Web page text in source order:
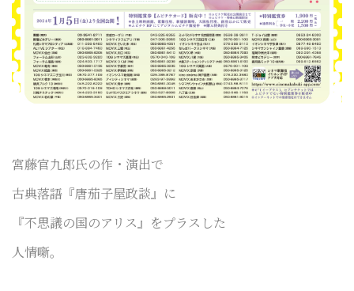
宮藤官九郎氏の作・演出で
古典落語『唐茄子屋政談』に
『不思議の国のアリス』をプラスした
人情噺。